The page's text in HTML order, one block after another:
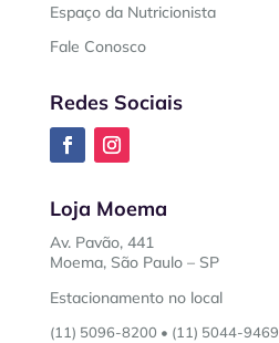
Espaço da Nutricionista
Fale Conosco
Redes Sociais
Loja Moema
Av. Pavão, 441
Moema, São Paulo – SP
Estacionamento no local
(11) 5096-8200 • (11) 5044-9469